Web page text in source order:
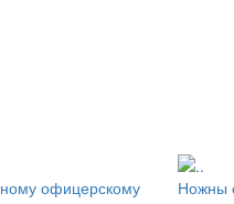
офицерскому
Ножны